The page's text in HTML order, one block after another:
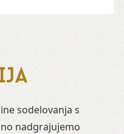
sodelovanja s
nadgrajujemo